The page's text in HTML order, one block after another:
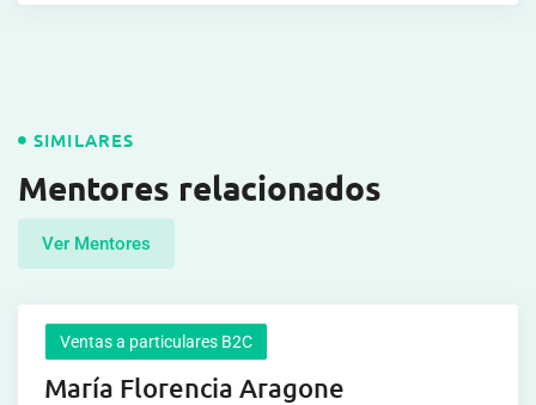
SIMILARES
Mentores relacionados
Ver Mentores
Ventas a particulares B2C
María Florencia Aragone